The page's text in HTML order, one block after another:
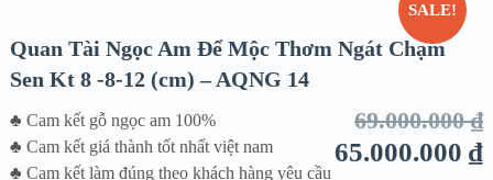
SALE!
Quan Tài Ngọc Am Để Mộc Thơm Ngát Chạm
Sen Kt 8 -8-12 (cm) – AQNG 14
69.000.000₫
65.000.000₫
♣ Cam kết gỗ ngọc am 100%
♣ Cam kết giá thành tốt nhất việt nam
♣ Cam kết làm đúng theo khách hàng yêu cầu